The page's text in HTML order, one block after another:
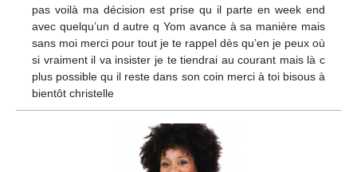
pas voilà ma décision est prise qu il parte en week end
avec quelqu’un d autre q Yom avance à sa manière mais
sans moi merci pour tout je te rappel dès qu’en je peux où
si vraiment il va insister je te tiendrai au courant mais là c
plus possible qu il reste dans son coin merci à toi bisous à
bientôt christelle